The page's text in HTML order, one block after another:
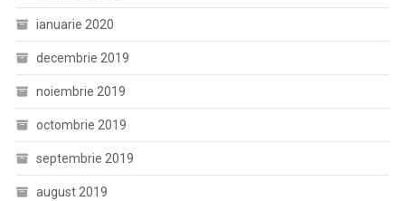
ianuarie 2020
decembrie 2019
noiembrie 2019
octombrie 2019
septembrie 2019
august 2019